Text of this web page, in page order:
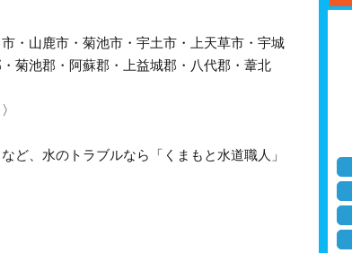
・山鹿市・菊池市・宇土市・上天草市・宇城
菊池郡・阿蘇郡・上益城郡・八代郡・葦北
ど、水のトラブルなら「くまもと水道職人」